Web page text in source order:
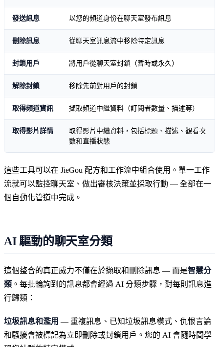
發送訊息 以您的頻道身份在聊天室發布訊息
刪除訊息 從聊天室訊息流中移除特定訊息
封鎖用戶 將用戶從聊天室封鎖（暫時或永久）
解除封鎖 移除先前對用戶的封鎖
取得頻道資訊 擷取頻道中繼資料（訂閱者數量、描述等）
取得影片詳情
取得影片中繼資料，包括標題、描述、觀看次
數和直播狀態
這些工具可以在 JieGou 配方和工作流中組合使用。單一工作
流就可以監控聊天室、做出審核決策並採取行動 — 全部在一
個自動化管道中完成。
AI 驅動的聊天室分類
這個整合的真正威力不僅在於擷取和刪除訊息 — 而是智慧分
類 。每批輪詢到的訊息都會經過 AI 分類步驟，對每則訊息進
行歸類：
垃圾訊息和濫用 — 重複訊息、已知垃圾訊息模式、仇恨言論
和騷擾會被標記為立即刪除或封鎖用戶。您的 AI 會隨時間學